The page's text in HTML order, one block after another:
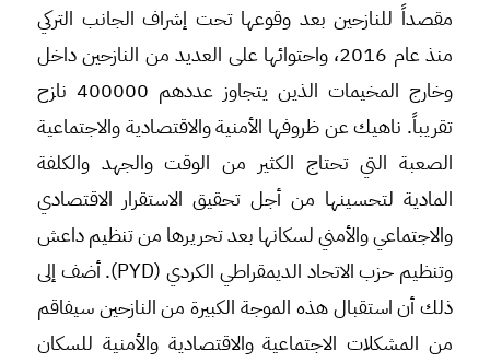
مقصداً للنازحين بعد وقوعها تحت إشراف الجانب التركي
منذ عام 2016، واحتوائها على العديد من النازحين داخل
وخارج المخيمات الذين يتجاوز عددهم 400000 نازح
تقريباً. ناهيك عن ظروفها الأمنية والاقتصادية والاجتماعية
الصعبة التي تحتاج الكثير من الوقت والجهد والكلفة
المادية لتحسينها من أجل تحقيق الاستقرار الاقتصادي
والاجتماعي والأمني لسكانها بعد تحريرها من تنظيم داعش
وتنظيم حزب الاتحاد الديمقراطي الكردي (PYD). أضف إلى
ذلك أن استقبال هذه الموجة الكبيرة من النازحين سيفاقم
من المشكلات الاجتماعية والاقتصادية والأمنية للسكان